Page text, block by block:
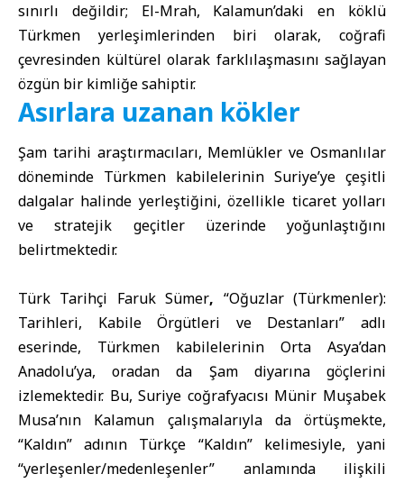
sınırlı değildir; El-Mrah, Kalamun’daki en köklü
Türkmen yerleşimlerinden biri olarak, coğrafi
çevresinden kültürel olarak farklılaşmasını sağlayan
özgün bir kimliğe sahiptir.
Asırlara uzanan kökler
Şam tarihi araştırmacıları, Memlükler ve Osmanlılar
döneminde Türkmen kabilelerinin Suriye’ye çeşitli
dalgalar halinde yerleştiğini, özellikle ticaret yolları
ve stratejik geçitler üzerinde yoğunlaştığını
belirtmektedir.
Türk Tarihçi Faruk Sümer, “Oğuzlar (Türkmenler):
Tarihleri, Kabile Örgütleri ve Destanları” adlı
eserinde, Türkmen kabilelerinin Orta Asya’dan
Anadolu’ya, oradan da Şam diyarına göçlerini
izlemektedir. Bu, Suriye coğrafyacısı Münir Muşabek
Musa’nın Kalamun çalışmalarıyla da örtüşmekte,
“Kaldın” adının Türkçe “Kaldın” kelimesiyle, yani
“yerleşenler/medenleşenler” anlamında ilişkili